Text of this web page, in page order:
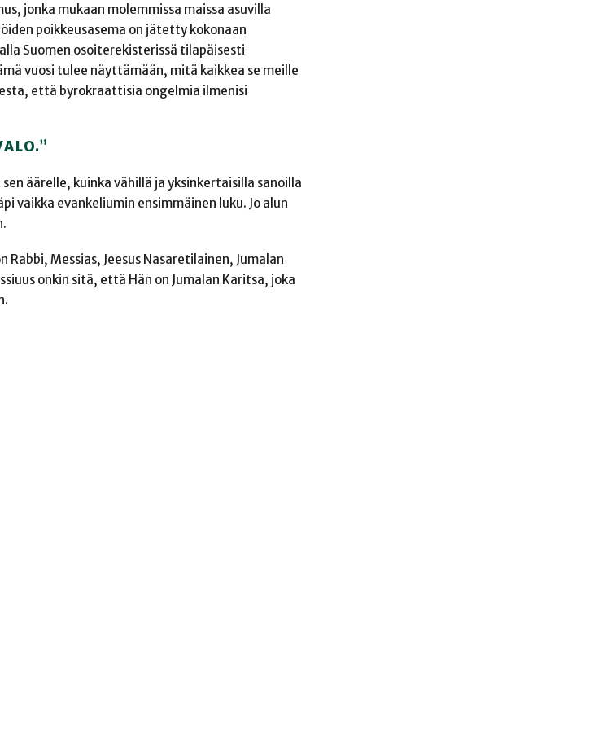
jonka mukaan molemmissa maissa asuvilla
poikkeusasema on jätetty kokonaan
Suomen osoiterekisterissä tilapäisesti
vuosi tulee näyttämään, mitä kaikkea se meille
että byrokraattisia ongelmia ilmenisi
äärelle, kuinka vähillä ja yksinkertaisilla sanoilla
vaikka evankeliumin ensimmäinen luku. Jo alun
Rabbi, Messias, Jeesus Nasaretilainen, Jumalan
onkin sitä, että Hän on Jumalan Karitsa, joka